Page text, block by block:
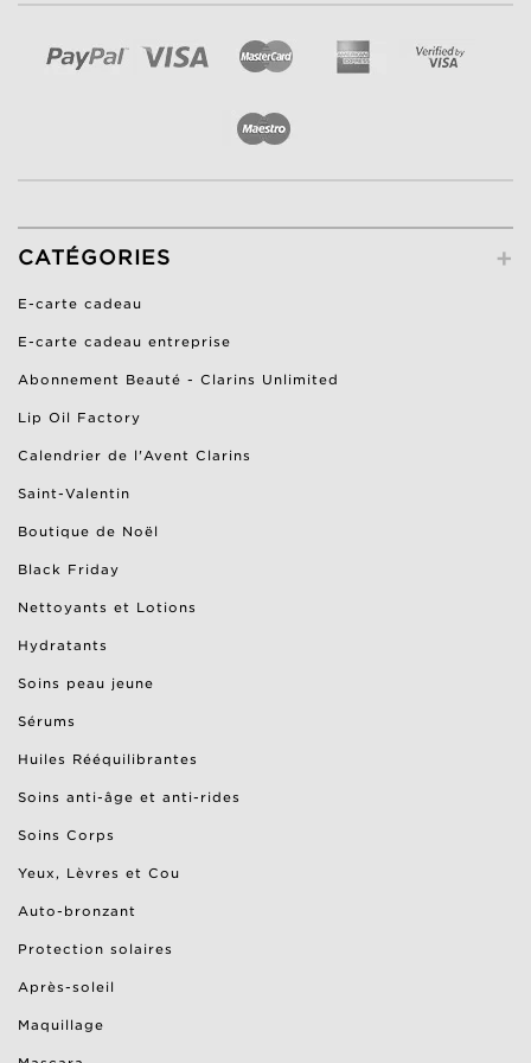
+
CATÉGORIES
E-carte cadeau
E-carte cadeau entreprise
Abonnement Beauté - Clarins Unlimited
Lip Oil Factory
Calendrier de l'Avent Clarins
Saint-Valentin
Boutique de Noël
Black Friday
Nettoyants et Lotions
Hydratants
Soins peau jeune
Sérums
Huiles Rééquilibrantes
Soins anti-âge et anti-rides
Soins Corps
Yeux, Lèvres et Cou
Auto-bronzant
Protection solaires
Après-soleil
Maquillage